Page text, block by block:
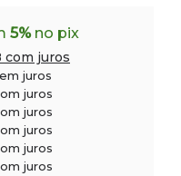
5%no pix
com juros
juros
juros
juros
juros
juros
juros